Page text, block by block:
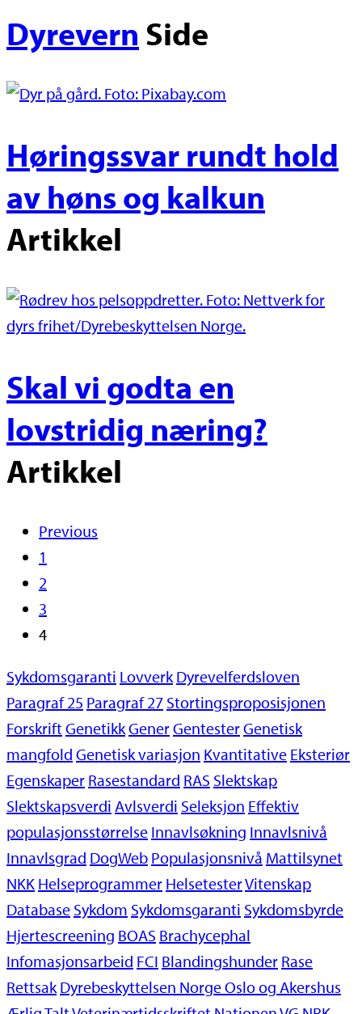
Dyrevern Side
Høringssvar rundt hold
av høns og kalkun
Artikkel
Skal vi godta en
lovstridig næring?
Artikkel
Previous
1
2
3
4
Sykdomsgaranti Lovverk Dyrevelferdsloven
Paragraf 25 Paragraf 27 Stortingsproposisjonen
ForskriftGenetikkGenerGentesterGenetisk
mangfold Genetisk variasjon Kvantitative Eksteriør
Egenskaper Rasestandard RAS Slektskap
Slektskapsverdi Avlsverdi Seleksjon Effektiv
populasjonsstørrelse Innavlsøkning Innavlsnivå
Innavlsgrad DogWeb Populasjonsnivå Mattilsynet
NKK Helseprogrammer HelsetesterVitenskap
Database Sykdom Sykdomsgaranti Sykdomsbyrde
Hjertescreening BOAS Brachycephal
Infomasjonsarbeid FCI Blandingshunder Rase
Rettsak Dyrebeskyttelsen Norge Oslo og Akershus